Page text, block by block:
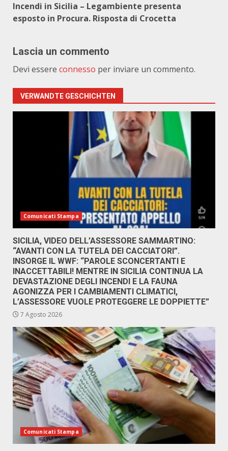
Incendi in Sicilia – Legambiente presenta
esposto in Procura. Risposta di Crocetta
Lascia un commento
Devi essere connesso per inviare un commento.
VERWANDTE GESCHICHTEN
Comunicati Stampa
SICILIA, VIDEO DELL’ASSESSORE SAMMARTINO:
“AVANTI CON LA TUTELA DEI CACCIATORI”.
INSORGE IL WWF: “PAROLE SCONCERTANTI E
INACCETTABILI! MENTRE IN SICILIA CONTINUA LA
DEVASTAZIONE DEGLI INCENDI E LA FAUNA
AGONIZZA PER I CAMBIAMENTI CLIMATICI,
L’ASSESSORE VUOLE PROTEGGERE LE DOPPIETTE”
7 Agosto 2026
Comunicati Stampa